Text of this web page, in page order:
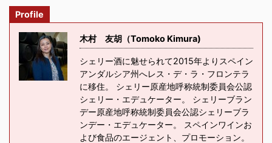
Profile
木村 友胡（Tomoko Kimura)
シェリー酒に魅せられて2015年よりスペイン
アンダルシア州へレス・デ・ラ・フロンテラ
に移住。 シェリー原産地呼称統制委員会公認
シェリー・エデュケーター。 シェリーブラン
デー原産地呼称統制委員会公認シェリーブラ
ンデー・エデュケーター。 スペインワインお
よび食品のエージェント、プロモーション。